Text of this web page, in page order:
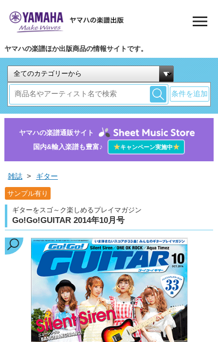
ヤマハの楽譜ほか出版商品の情報サイトです。
条件を追加
ヤマハの楽譜通販サイト
国内&輸入楽譜も豊富♪
★キャンペーン実施中★
雑誌 > ギター
サンプル有り
ギターをスゴ～ク楽しめるプレイマガジン
Go!Go!GUITAR 2014年10月号